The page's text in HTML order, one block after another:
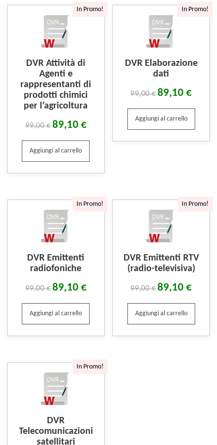
In Promo!
DVR Attività di
Agenti e
rappresentanti di
prodotti chimici
per l’agricoltura
99,00€89,10 €
Aggiungi al carrello
In Promo!
DVR Elaborazione
dati
99,00€89,10€
Aggiungi al carrello
In Promo!
DVR Emittenti
radiofoniche
99,00€89,10 €
Aggiungi al carrello
In Promo!
DVR Emittenti RTV
(radio-televisiva)
99,00€89,10€
Aggiungi al carrello
In Promo!
DVR
Telecomunicazioni
satellitari